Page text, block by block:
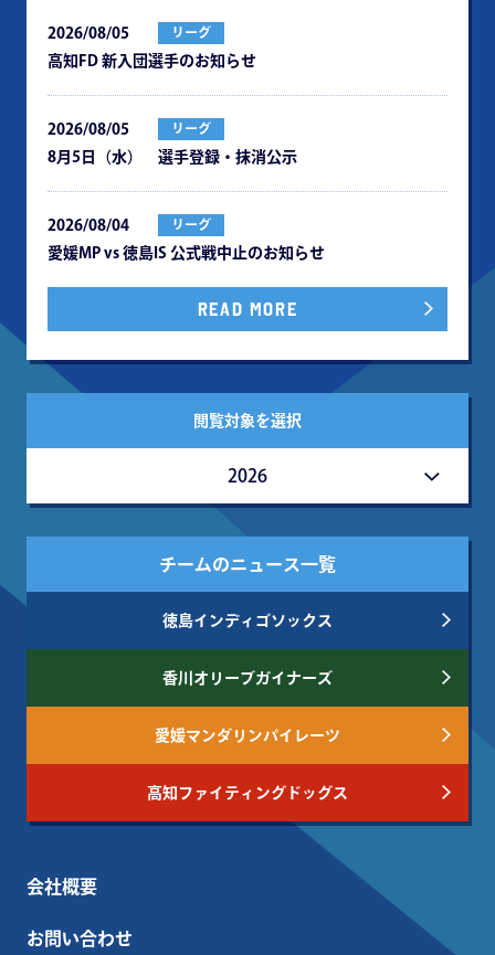
2026/08/05 リーグ
⾼知FD 新⼊団選⼿のお知らせ
2026/08/05 リーグ
8月5日（水） 選手登録・抹消公示
2026/08/04 リーグ
愛媛MP vs 徳島IS 公式戦中⽌のお知らせ
READ MORE
閲覧対象を選択
2026
チームのニュース一覧
徳島インディゴソックス
香川オリーブガイナーズ
愛媛マンダリンパイレーツ
高知ファイティングドッグス
会社概要
お問い合わせ